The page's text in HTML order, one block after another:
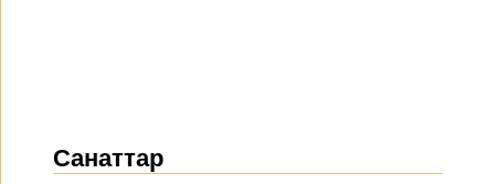
Санаттар